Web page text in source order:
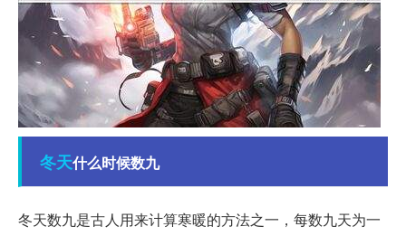
冬天什么时候数九
冬天数九是古人用来计算寒暖的方法之一，每数九天为一